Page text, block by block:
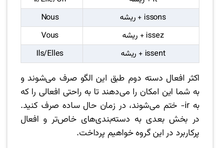
ریشه + issons
Nous
ریشه + issez
Vous
ریشه + issent
Ils/Elles
اکثر افعال دسته دوم طبق این الگو صرف می‌شوند و
به شما این امکان را می‌دهند تا به راحتی افعالی را که
به ir- ختم می‌شوند، در زمان حال ساده صرف کنید.
در بخش بعدی به دسته‌بندی‌های خاص‌تر و افعال
پرکاربرد در این گروه خواهیم پرداخت.